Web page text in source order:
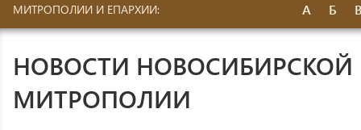
МИТРОПОЛИИ И ЕПАРХИИ: А Б
НОВОСТИ НОВОСИБИРСКОЙ
МИТРОПОЛИИ